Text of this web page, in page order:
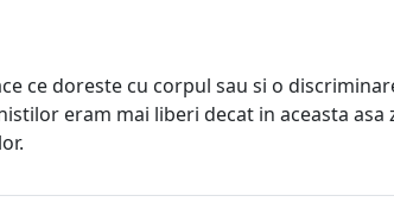
ce doreste cu corpul sau si o
eram mai liberi decat in aceasta